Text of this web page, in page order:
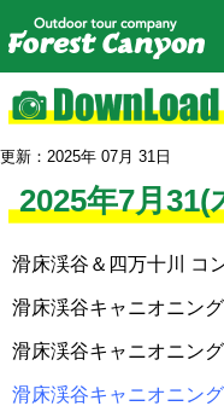
更新：2025年 07月 31日
2025年7月31(
滑床渓谷＆四万十川 コ
滑床渓谷キャニオニン
滑床渓谷キャニオニン
滑床渓谷キャニオニン